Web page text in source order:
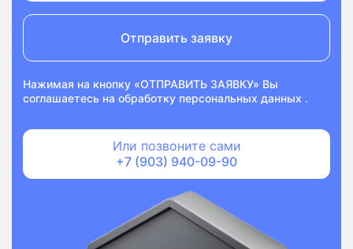
Отправить заявку
Нажимая на кнопку «ОТПРАВИТЬ ЗАЯВКУ» Вы
соглашаетесь на обработку персональных данных .
Или позвоните сами
+7 (903) 940-09-90